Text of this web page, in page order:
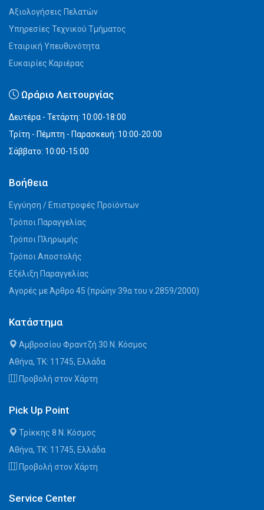
Αξιολογήσεις Πελατών
Υπηρεσίες Τεχνικού Τμήματος
Εταιρική Υπευθυνότητα
Ευκαιρίες Καριέρας
Ωράριο Λειτουργίας
Δευτέρα - Τετάρτη: 10:00-18:00
Τρίτη - Πέμπτη - Παρασκευή: 10:00-20:00
Σάββατο: 10:00-15:00
Βοήθεια
Εγγύηση / Επιστροφές Προϊόντων
Τρόποι Παραγγελίας
Τρόποι Πληρωμής
Τρόποι Αποστολής
Εξέλιξη Παραγγελίας
Αγορές με Άρθρο 45 (πρώην 39α του ν.2859/2000)
Κατάστημα
Αμβροσίου Φραντζή 30 Ν. Κόσμος
Αθήνα, ΤΚ: 11745, Ελλάδα
Προβολή στον Χάρτη
Pick Up Point
Τρίκκης 8 Ν. Κόσμος
Αθήνα, ΤΚ: 11745, Ελλάδα
Προβολή στον Χάρτη
Service Center